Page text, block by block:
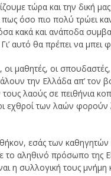
τώρα και την δική
όσο πιο πολύ τρώει
κακά και ανάποδα
αυτό θα πρέπει να
μαθητές, οι
την Ελλάδα απ’
λαούς σε πειθήνια
των λαών φορούν
εσάς των καθηγητών
το αληθινό πρόσωπο
η συλλογική τους μνήμη